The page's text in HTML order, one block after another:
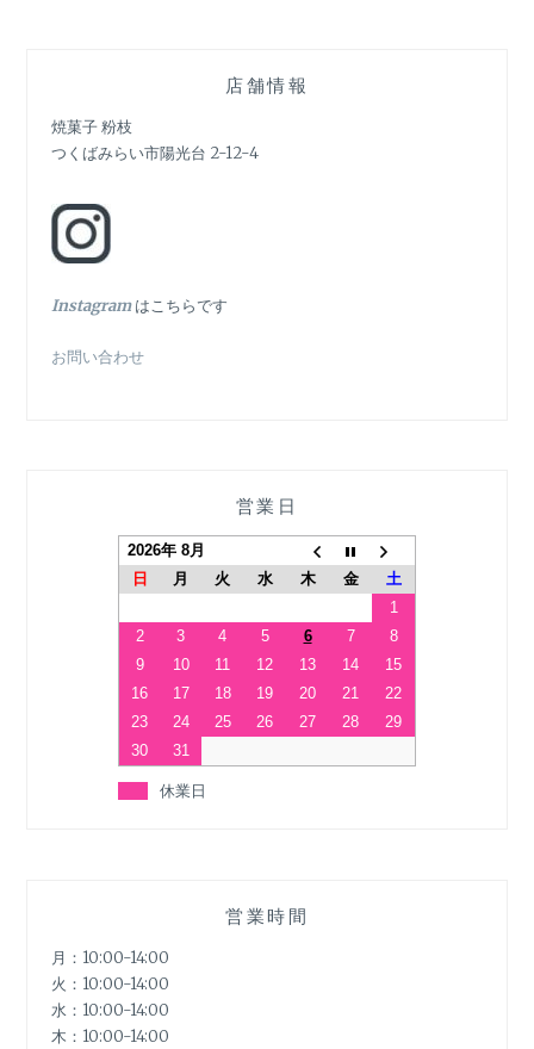
ョ
ン
店舗情報
焼菓子 粉枝
つくばみらい市陽光台 2-12-4
Instagramはこちらです
お問い合わせ
営業日
2026年 8月
日
月 火 水 木 金
土
1
2
3 4 5 6 7
8
9
10 11 12 13 14
15
16
17 18 19 20 21
22
23
24 25 26 27 28
29
30
31
休業日
営業時間
月：10:00-14:00
火：10:00-14:00
水：10:00-14:00
木：10:00-14:00